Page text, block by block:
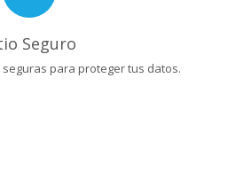
Seguro
para proteger tus datos.